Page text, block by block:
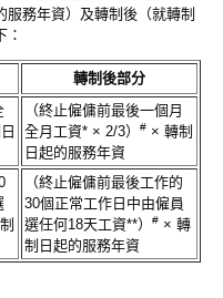
務年資）及轉制後（就轉制
：
轉制後部分
（終止僱傭前最後一個月
全月工資* × 2/3）
# × 轉制
日起的服務年資
（終止僱傭前最後工作的
30個正常工作日中由僱員
選任何18天工資**）
# × 轉
制日起的服務年資